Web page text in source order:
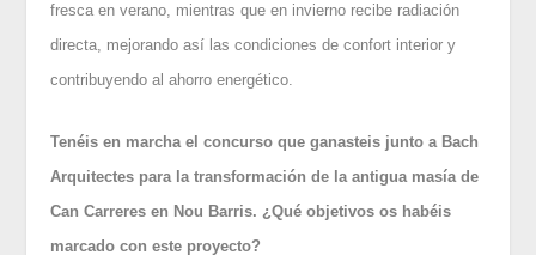
fresca en verano, mientras que en invierno recibe radiación
directa, mejorando así las condiciones de confort interior y
contribuyendo al ahorro energético.
Tenéis en marcha el concurso que ganasteis junto a Bach
Arquitectes para la transformación de la antigua masía de
Can Carreres en Nou Barris. ¿Qué objetivos os habéis
marcado con este proyecto?